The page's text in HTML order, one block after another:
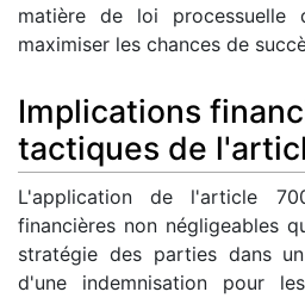
matière de loi processuelle
maximiser les chances de
Implications
tactiques de
L'application de l'article
financières non négligeables
stratégie des parties dans
d'une indemnisation pour